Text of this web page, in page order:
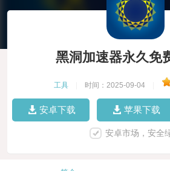
黑洞加速器永久免
工具 时间：2025-09-04
安卓下载 苹果下载
安卓市场，安全